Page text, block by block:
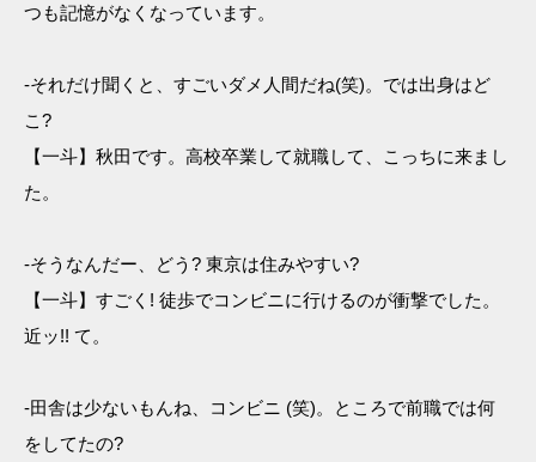
つも記憶がなくなっています。
-それだけ聞くと、すごいダメ人間だね(笑)。では出身はど
こ?
【一斗】秋田です。高校卒業して就職して、こっちに来まし
た。
-そうなんだー、どう? 東京は住みやすい?
【一斗】すごく! 徒歩でコンビニに行けるのが衝撃でした。
近ッ!! て。
-田舎は少ないもんね、コンビニ (笑)。ところで前職では何
をしてたの?